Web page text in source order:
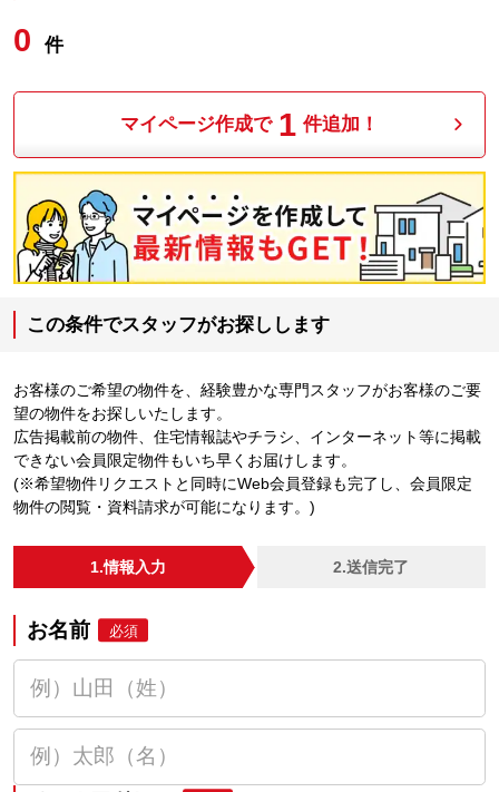
0 件
マイページ作成で 1 件追加！
この条件でスタッフがお探しします
お客様のご希望の物件を、経験豊かな専門スタッフがお客様のご要
望の物件をお探しいたします。
広告掲載前の物件、住宅情報誌やチラシ、インターネット等に掲載
できない会員限定物件もいち早くお届けします。
(※希望物件リクエストと同時にWeb会員登録も完了し、会員限定
物件の閲覧・資料請求が可能になります。)
1.情報入力 2.送信完了
お名前 必須